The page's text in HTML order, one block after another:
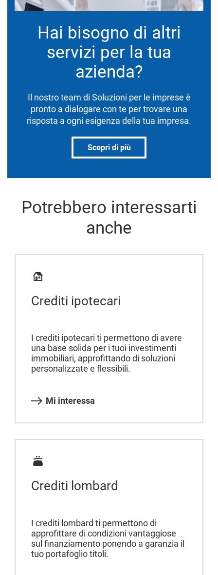
Hai bisogno di altri
servizi per la tua
azienda?
Il nostro team di Soluzioni per le imprese è
pronto a dialogare con te per trovare una
risposta a ogni esigenza della tua impresa.
Scopri di più
Potrebbero interessarti
anche
Crediti ipotecari
I crediti ipotecari ti permettono di avere
una base solida per i tuoi investimenti
immobiliari, approfittando di soluzioni
personalizzate e flessibili.
Mi interessa
Crediti lombard
I crediti lombard ti permettono di
approfittare di condizioni vantaggiose
sul finanziamento ponendo a garanzia il
tuo portafoglio titoli.